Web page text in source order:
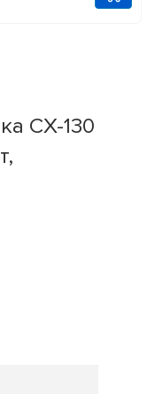
CX-130